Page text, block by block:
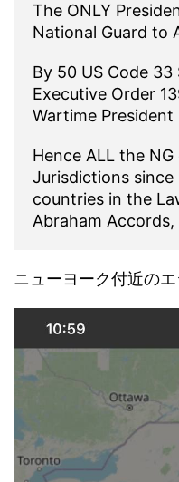
The ONLY
National Guard to
By 50 US Code 33
Executive Order
Wartime
Hence ALL the
Jurisdictions
countries in the
Abraham
ニューヨーク付近の